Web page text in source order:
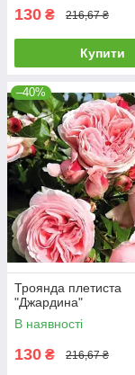
130 ₴ 216,67 ₴
Купити
–40%
Троянда плетиста
"Джардина"
В наявності
130 ₴ 216,67 ₴